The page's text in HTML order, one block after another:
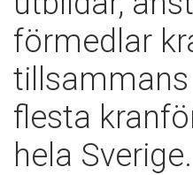
förmedlar
flesta
hela Sverige.